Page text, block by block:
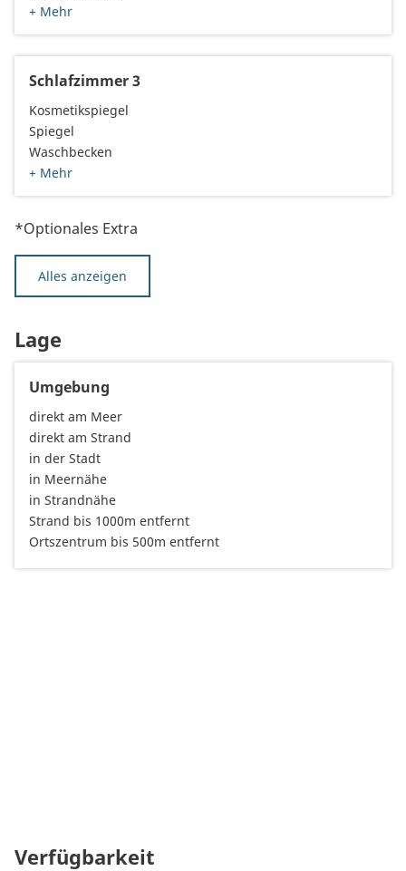
+ Mehr
Schlafzimmer 3
Kosmetikspiegel
Spiegel
Waschbecken
+ Mehr
*Optionales Extra
Alles anzeigen
Lage
Umgebung
direkt am Meer
direkt am Strand
in der Stadt
in Meernähe
in Strandnähe
Strand bis 1000m entfernt
Ortszentrum bis 500m entfernt
Verfügbarkeit